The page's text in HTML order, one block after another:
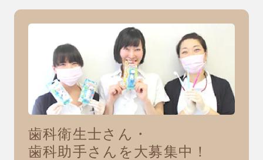
歯科衛生士さん・
歯科助手さんを大募集中！